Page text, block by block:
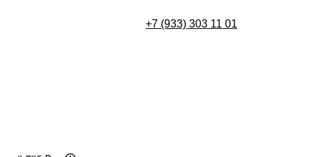
+7 (933) 303 11 01